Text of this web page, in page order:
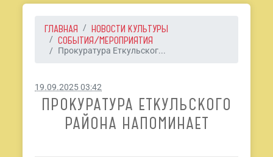
ГЛАВНАЯ
НОВОСТИ КУЛЬТУРЫ
СОБЫТИЯ/МЕРОПРИЯТИЯ
Прокуратура Еткульског...
19.09.2025 03:42
ПРОКУРАТУРА ЕТКУЛЬСКОГО
РАЙОНА НАПОМИНАЕТ